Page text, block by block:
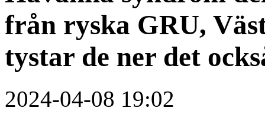
från ryska GRU,
tystar de ner det
2024-04-08 19:02